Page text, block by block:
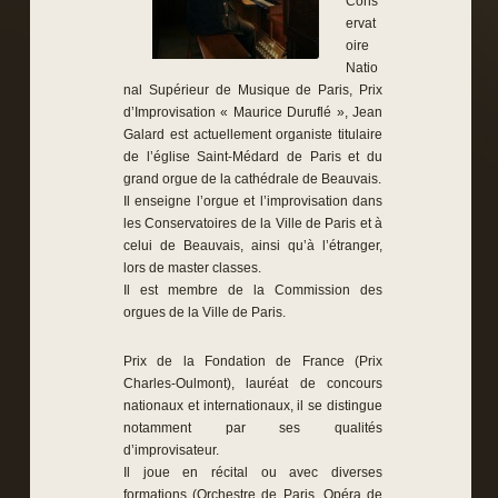
ervat
oire
Natio
nal Supérieur de Musique de Paris, Prix
d’Improvisation « Maurice Duruflé », Jean
Galard est actuellement organiste titulaire
de l’église Saint-Médard de Paris et du
grand orgue de la cathédrale de Beauvais.
Il enseigne l’orgue et l’improvisation dans
les Conservatoires de la Ville de Paris et à
celui de Beauvais, ainsi qu’à l’étranger,
lors de master classes.
Il est membre de la Commission des
orgues de la Ville de Paris.
Prix de la Fondation de France (Prix
Charles-Oulmont), lauréat de concours
nationaux et internationaux, il se distingue
notamment par ses qualités
d’improvisateur.
Il joue en récital ou avec diverses
formations (Orchestre de Paris, Opéra de